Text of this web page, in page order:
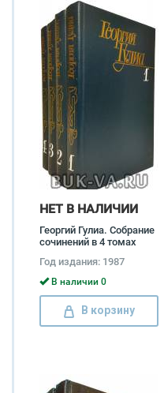
НЕТ В НАЛИЧИИ
Георгий Гулиа. Собрание
сочинений в 4 томах
Гулиа
Год издания: 1987
В наличии 0
В корзину